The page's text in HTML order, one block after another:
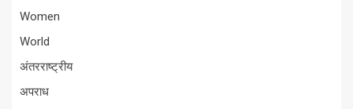
Women
World
अंतरराष्ट्रीय
अपराध